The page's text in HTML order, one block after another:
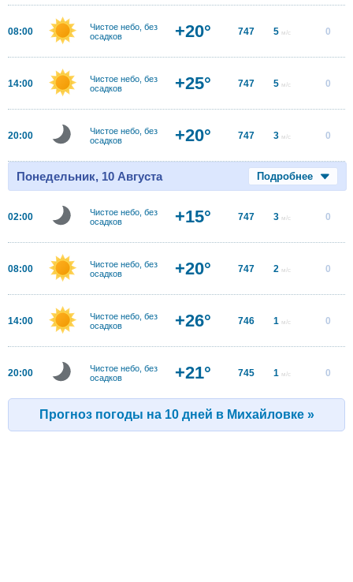
08:00
Чистое небо, без
осадков
+20° 747 5 м/с 0
14:00
Чистое небо, без
осадков
+25° 747 5 м/с 0
20:00
Чистое небо, без
осадков
+20° 747 3 м/с 0
Понедельник, 10 Августа Подробнее
02:00
Чистое небо, без
осадков
+15° 747 3 м/с 0
08:00
Чистое небо, без
осадков
+20° 747 2 м/с 0
14:00
Чистое небо, без
осадков
+26° 746 1 м/с 0
20:00
Чистое небо, без
осадков
+21° 745 1 м/с 0
Прогноз погоды на 10 дней в Михайловке »